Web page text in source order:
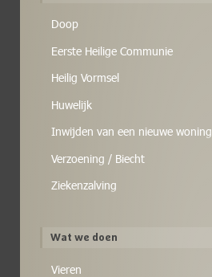
Doop
Eerste Heilige Communie
Heilig Vormsel
Huwelijk
Inwijden van een nieuwe woning
Verzoening / Biecht
Ziekenzalving
Wat we doen
Vieren